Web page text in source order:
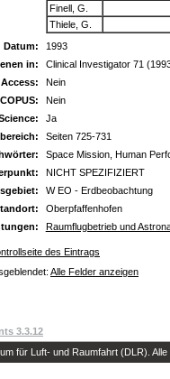
Finell, G.
Thiele, G.
Datum:
1993
in:
Clinical Investigator 71
Nein
Nein
Ja
Seiten 725-731
Space Mission, Human
NICHT SPEZIFIZIERT
W EO - Erdbeobachtung
Oberpfaffenhofen
Raumflugbetrieb und
des Eintrags
Alle Felder anzeigen
3.3.12
für Luft- und Raumfahrt (DLR). Alle